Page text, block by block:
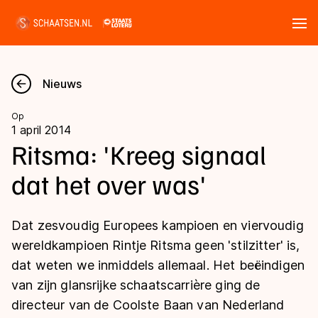
Nieuws
Kalender
Disciplines
Langebaan
Shorttrack
Inlineskaten
Uitslagen
Langebaan
Shorttrack
Marathon
Tijden & historie
Ranglijsten Langebaan
Nieuws
Op
1 april 2014
Ritsma: 'Kreeg signaal
dat het over was'
Dat zesvoudig Europees kampioen en viervoudig
wereldkampioen Rintje Ritsma geen 'stilzitter' is,
dat weten we inmiddels allemaal. Het beëindigen
van zijn glansrijke schaatscarrière ging de
directeur van de Coolste Baan van Nederland